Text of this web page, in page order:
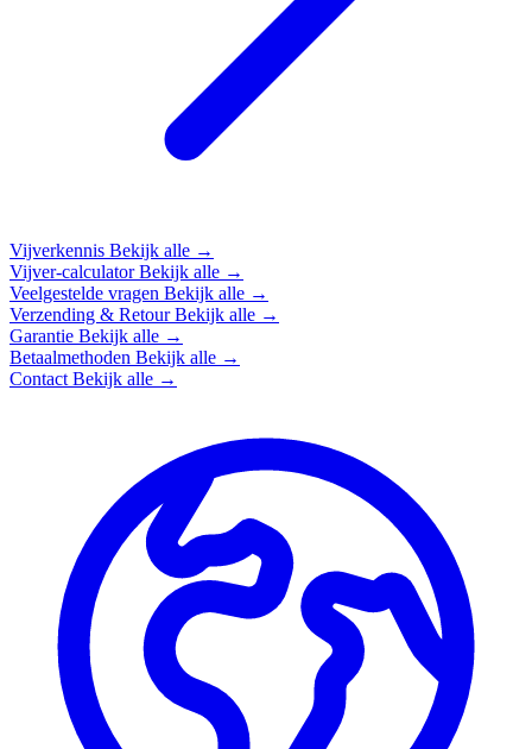
Vijverkennis Bekijk alle →
Vijver-calculatorBekijk alle →
Veelgestelde vragen Bekijk alle →
Verzending & RetourBekijk alle →
Garantie Bekijk alle →
Betaalmethoden Bekijk alle →
Contact Bekijk alle →